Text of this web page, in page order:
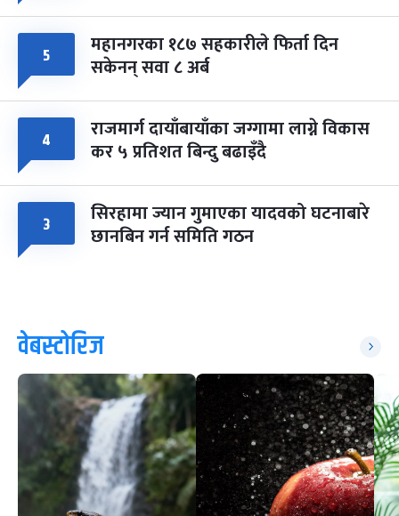
५ महानगरका १८७ सहकारीले फिर्ता दिन
सकेनन् सवा ८ अर्ब
४ राजमार्ग दायाँबायाँका जग्गामा लाग्ने विकास
कर ५ प्रतिशत बिन्दु बढाइँदै
३ सिरहामा ज्यान गुमाएका यादवको घटनाबारे
छानबिन गर्न समिति गठन
वेबस्टोरिज